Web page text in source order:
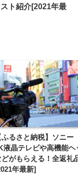
ト紹介[2021年最
ふるさと納税】ソニー
液晶テレビや高機能ヘ
どがもらえる！全返礼
年最新]